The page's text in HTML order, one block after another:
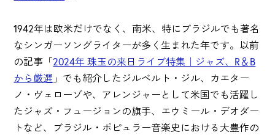
1942年は欧米だけでなく、南米、特にブラジルでも著名
なシンガーソングライターが多く生まれた年です。以前
の記事「2024年 珠玉の来日ライブ特集｜ジャズ、R＆B
から厳選 」でも紹介したジルベルト・ジル、カエター
ノ・ヴェローゾや、アレンジャーとして米国でも活躍し
たジャズ・フュージョンの旗手、エウミール・デオダー
トなど、ブラジル・ポピュラー音楽史における大豊作の